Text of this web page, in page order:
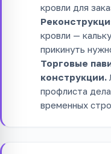
кровли для
кровли —
прикинуть
Торговые
конструкции.
профлиста
временных